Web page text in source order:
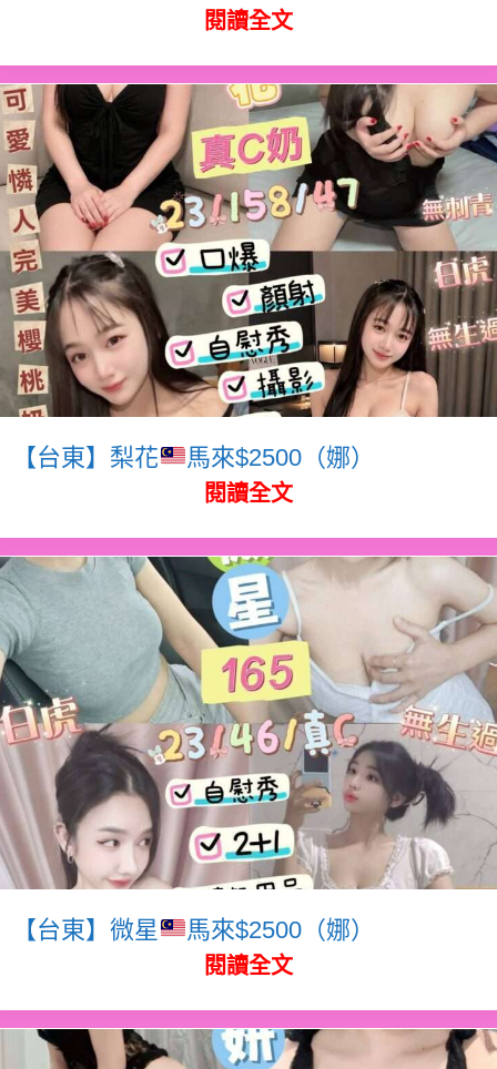
閱讀全文
【台東】梨花 馬來$2500（娜）
閱讀全文
【台東】微星 馬來$2500（娜）
閱讀全文